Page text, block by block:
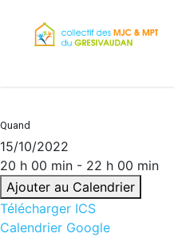
Quand
15/10/2022
20 h 00 min - 22 h 00 min
Ajouter au Calendrier
Télécharger ICS
Calendrier Google